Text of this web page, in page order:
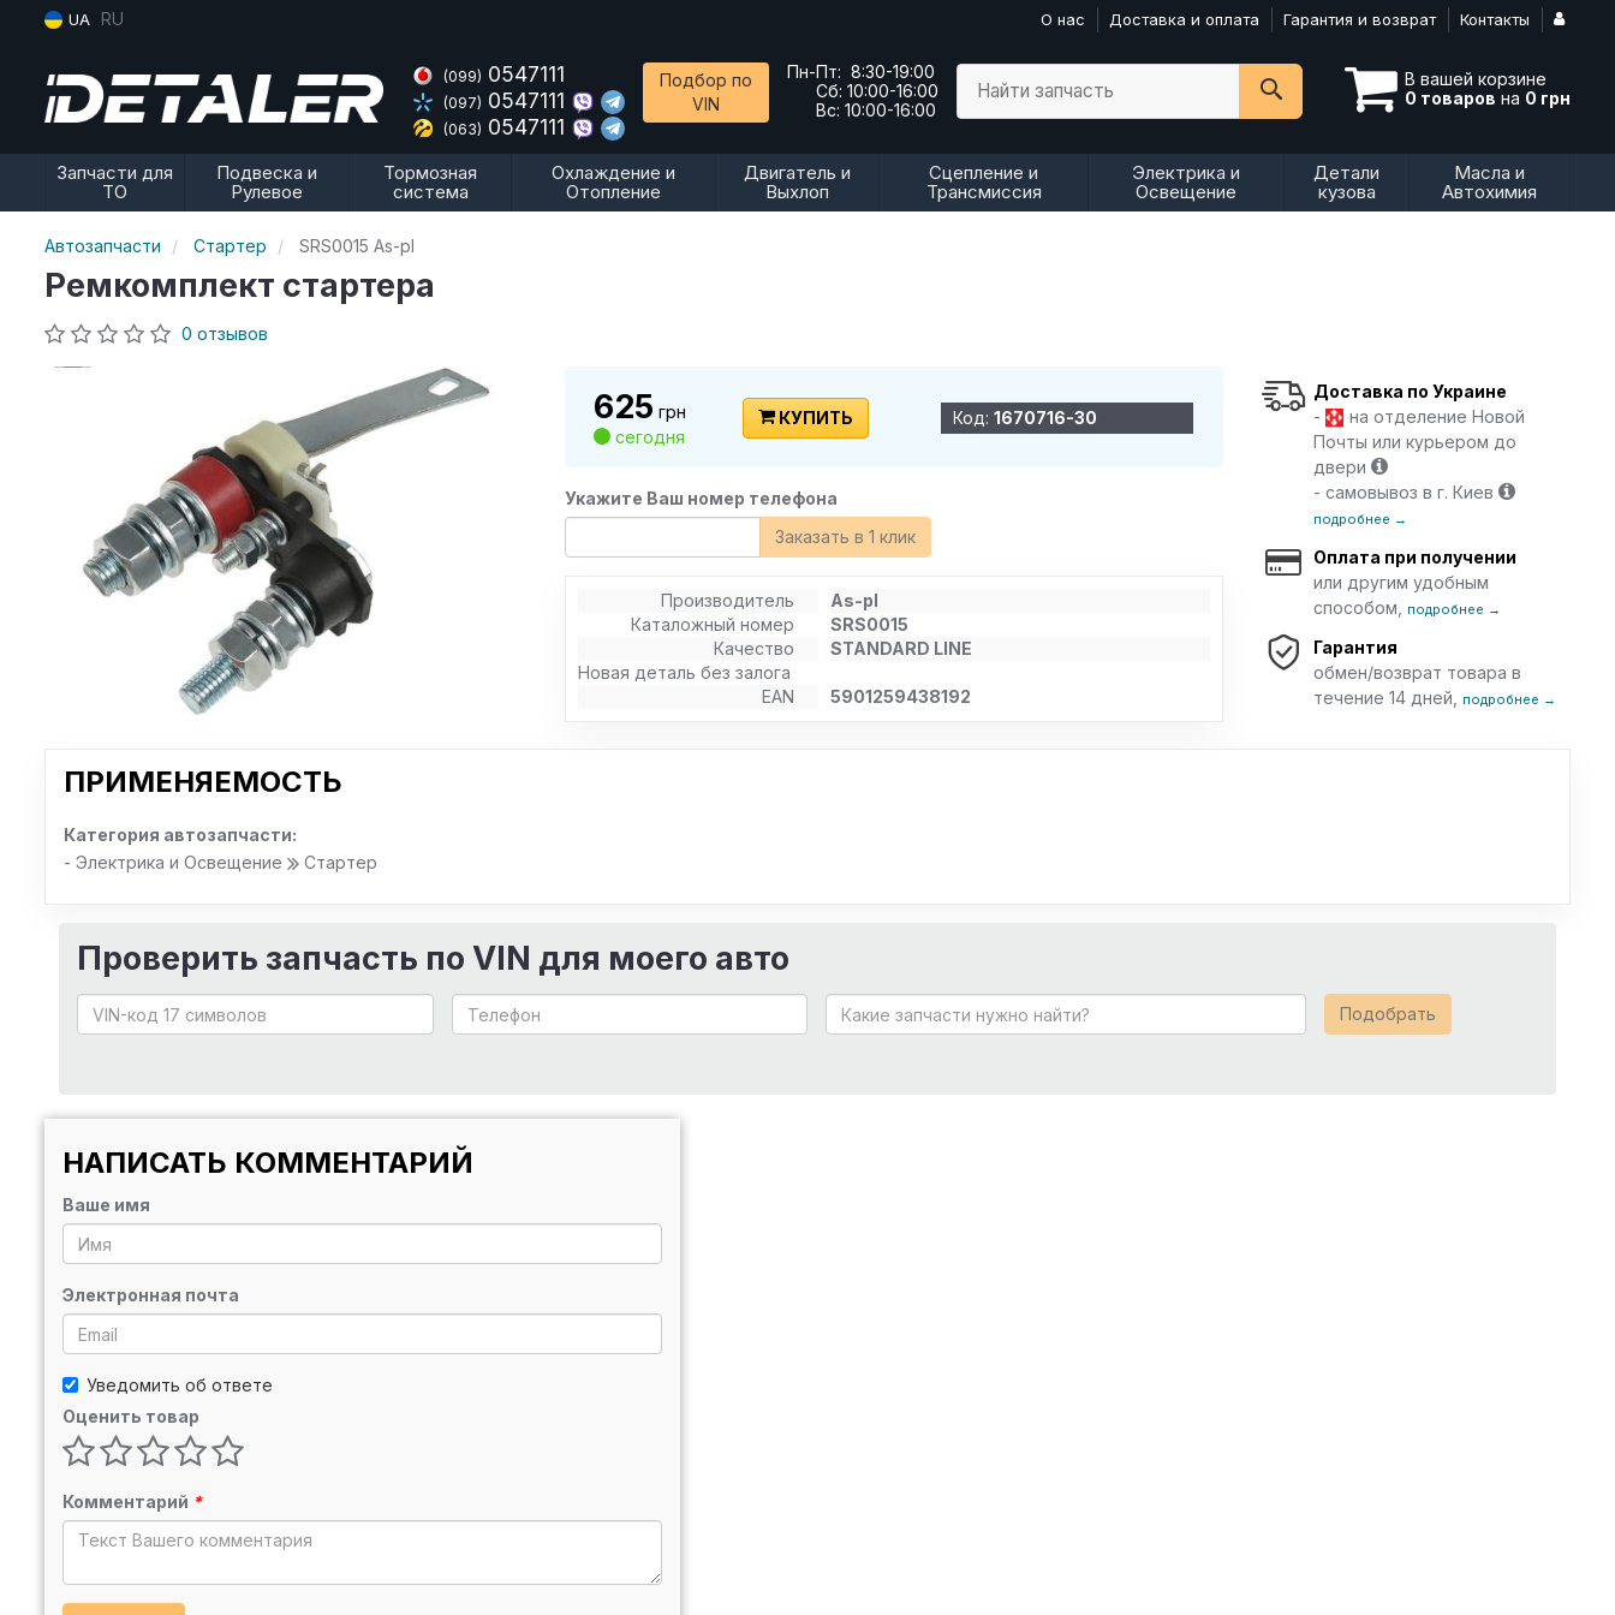
UA RU О нас Доставка и оплата Гарантия и возврат Контакты
(099) 0547111
(097) 0547111
(063) 0547111
Подбор по
VIN
Пн-Пт: 8:30-19:00
Сб: 10:00-16:00
Вс: 10:00-16:00
В вашей корзине
0 товаров на 0 грн
Найти запчасть
Запчасти для
ТО
Подвеска и
Рулевое
Тормозная
система
Охлаждение и
Отопление
Двигатель и
Выхлоп
Сцепление и
Трансмиссия
Электрика и
Освещение
Детали
кузова
Масла и
Автохимия
Автозапчасти Стартер SRS0015 As-pl
Ремкомплект стартера
0 отзывов
625 грн
сегодня
КУПИТЬ Код:1670716-30
Укажите Ваш номер телефона
Заказать в 1 клик
Производитель
As-pl
Каталожный номер
SRS0015
Качество
STANDARD LINE
Новая деталь без залога
EAN
5901259438192
Доставка по Украине
-
на отделение Новой
Почты или курьером до
двери
- самовывоз в г. Киев
подробнее →
Оплата при получении
или другим удобным
способом,
подробнее →
Гарантия
обмен/возврат товара в
течение 14 дней,
подробнее →
ПРИМЕНЯЕМОСТЬ
Категория автозапчасти:
- Электрика и Освещение
Стартер
Проверить запчасть по VIN для моего авто
Подобрать
НАПИСАТЬ КОММЕНТАРИЙ
Ваше имя
Электронная почта
Уведомить об ответе
Оценить товар
Комментарий *